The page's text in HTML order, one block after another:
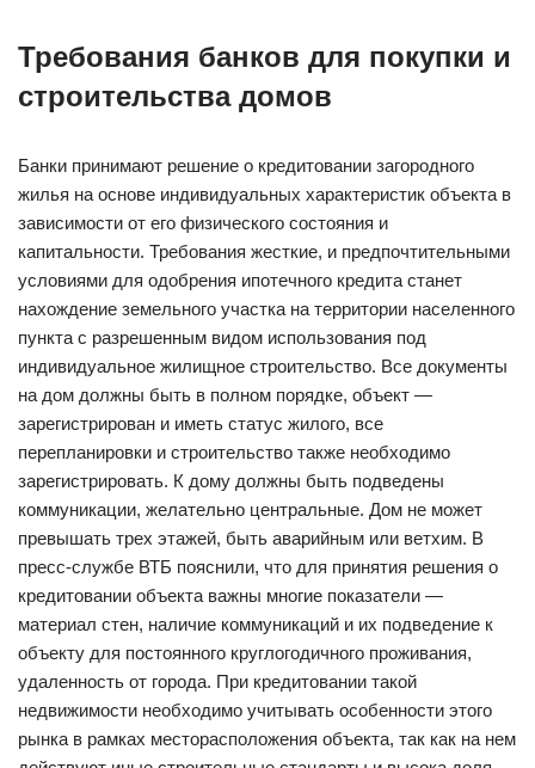
Требования банков для покупки и
строительства домов
Банки принимают решение о кредитовании загородного
жилья на основе индивидуальных характеристик объекта в
зависимости от его физического состояния и
капитальности. Требования жесткие, и предпочтительными
условиями для одобрения ипотечного кредита станет
нахождение земельного участка на территории населенного
пункта с разрешенным видом использования под
индивидуальное жилищное строительство. Все документы
на дом должны быть в полном порядке, объект —
зарегистрирован и иметь статус жилого, все
перепланировки и строительство также необходимо
зарегистрировать. К дому должны быть подведены
коммуникации, желательно центральные. Дом не может
превышать трех этажей, быть аварийным или ветхим. В
пресс-службе ВТБ пояснили, что для принятия решения о
кредитовании объекта важны многие показатели —
материал стен, наличие коммуникаций и их подведение к
объекту для постоянного круглогодичного проживания,
удаленность от города. При кредитовании такой
недвижимости необходимо учитывать особенности этого
рынка в рамках месторасположения объекта, так как на нем